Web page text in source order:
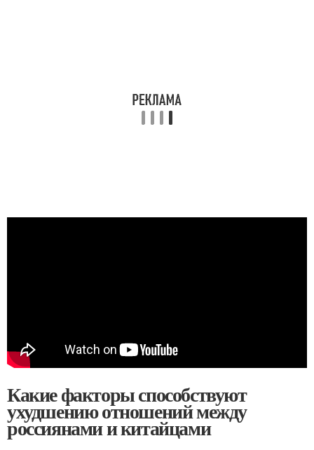
Какие факторы способствуют
ухудшению отношений между
россиянами и китайцами